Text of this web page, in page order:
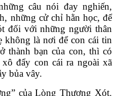
câu nói đay nghiến,
những cử chỉ hằn học, để
đối với những người thân
không là nơi để con cái tin
thành bạn của con, thì có
đẩy con cái ra ngoài xã
bủa vây.
của Lòng Thương Xót.